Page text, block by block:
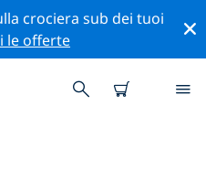
crociera sub dei tuoi
le offerte